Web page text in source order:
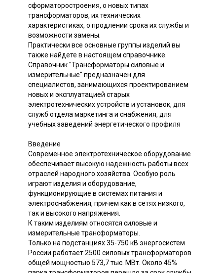
сформаторостроения, о новых типах
трансформаторов, их технических
характеристиках, о продлении срока их службы и
возможности замены.
Практически все основные группы изделий вы
также найдете в настоящем справочнике.
Справочник "Трансформаторы силовые и
измерительные" предназначен для
специалистов, занимающихся проектированием
новых и эксплуатацией старых
электротехнических устройств и установок, для
служб отдела маркетинга и снабжения, для
учебных заведений энергетического профиля
Введение
Современное электротехническое оборудование
обеспечивает высокую надежность работы всех
отраслей народного хозяйства. Особую роль
играют изделия и оборудование,
функционирующие в системах питания и
электроснабжения, причем как в сетях низкого,
так и высокого напряжения.
К таким изделиям относятся силовые и
измерительные трансформаторы.
Только на подстанциях 35-750 кВ энергосистем
России работает 2500 силовых трансформаторов
общей мощностью 573,7 тыс. МВт. Около 45%